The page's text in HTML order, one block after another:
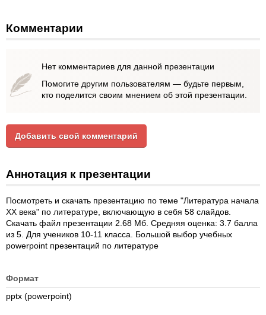
Комментарии
Нет комментариев для данной презентации
Помогите другим пользователям — будьте первым,
кто поделится своим мнением об этой презентации.
Добавить свой комментарий
Аннотация к презентации
Посмотреть и скачать презентацию по теме "Литература начала
XX века" по литературе, включающую в себя 58 слайдов.
Скачать файл презентации 2.68 Мб. Средняя оценка: 3.7 балла
из 5. Для учеников 10-11 класса. Большой выбор учебных
powerpoint презентаций по литературе
Формат
pptx (powerpoint)